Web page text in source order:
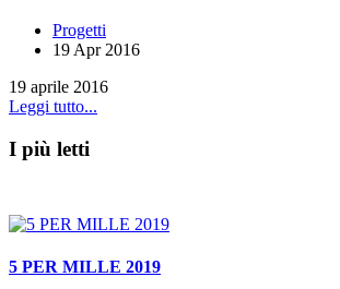
Progetti
19 Apr 2016
19 aprile 2016
Leggi tutto...
I più letti
5 PER MILLE 2019